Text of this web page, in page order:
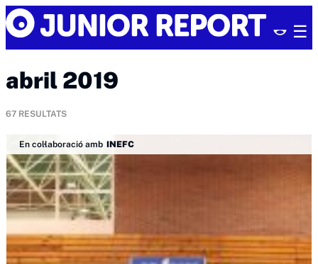
Skip
to
content
Junior
Report
abril 2019
67 RESULTATS
En col·laboració amb INEFC